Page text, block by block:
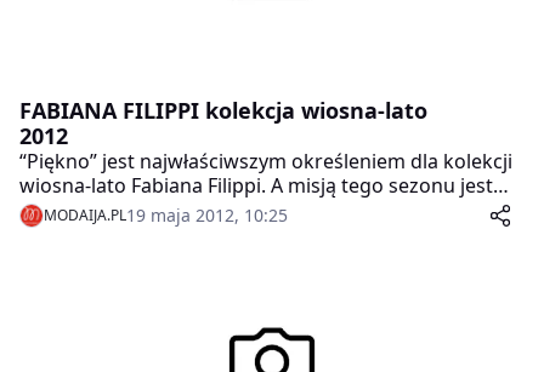
FABIANA FILIPPI kolekcja wiosna-lato
2012
“Piękno” jest najwłaściwszym określeniem dla kolekcji
wiosna-lato Fabiana Filippi. A misją tego sezonu jest
zabawa modą.
MODAIJA.PL19 maja 2012, 10:25